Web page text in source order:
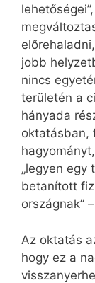
jobb
nincs
területén a
hányada
oktatásban,
„legyen egy
betanított
országnak”
Az oktatás
hogy ez a